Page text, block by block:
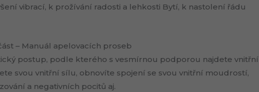
vibrací, k prožívání radosti a lehkosti Bytí, k nastolení řádu
– Manuál apelovacích proseb
postup, podle kterého s vesmírnou podporou najdete vnitřní
svou vnitřní sílu, obnovíte spojení se svou vnitřní moudrostí,
a negativních pocitů aj.